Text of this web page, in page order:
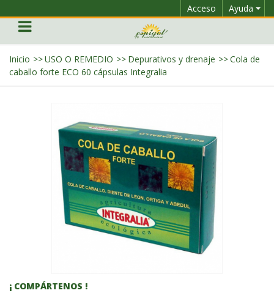
Ayuda
Acceso
Inicio >>USO O REMEDIO >> Depurativos y drenaje >>Cola de
caballo forte ECO 60 cápsulas Integralia
¡ COMPÁRTENOS !